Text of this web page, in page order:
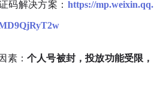
码解决方案： https://mp.weixin.qq.
素： 个人号被封，投放功能受限，